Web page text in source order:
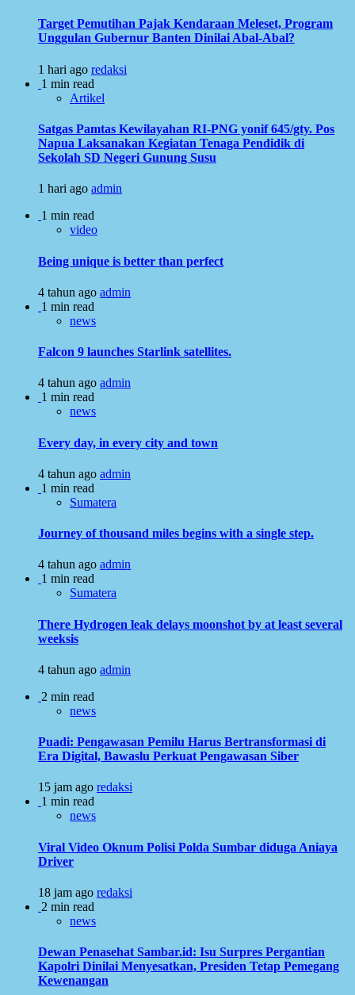
Target Pemutihan Pajak Kendaraan Meleset, Program
Unggulan Gubernur Banten Dinilai Abal-Abal?
1 hari ago redaksi
1 min read
Artikel
Satgas Pamtas Kewilayahan RI-PNG yonif 645/gty. Pos
Napua Laksanakan Kegiatan Tenaga Pendidik di
Sekolah SD Negeri Gunung Susu
1 hari ago admin
1 min read
video
Being unique is better than perfect
4 tahun ago admin
1 min read
news
Falcon 9 launches Starlink satellites.
4 tahun ago admin
1 min read
news
Every day, in every city and town
4 tahun ago admin
1 min read
Sumatera
Journey of thousand miles begins with a single step.
4 tahun ago admin
1 min read
Sumatera
There Hydrogen leak delays moonshot by at least several
weeksis
4 tahun ago admin
2 min read
news
Puadi: Pengawasan Pemilu Harus Bertransformasi di
Era Digital, Bawaslu Perkuat Pengawasan Siber
15 jam ago redaksi
1 min read
news
Viral Video Oknum Polisi Polda Sumbar diduga Aniaya
Driver
18 jam ago redaksi
2 min read
news
Dewan Penasehat Sambar.id: Isu Surpres Pergantian
Kapolri Dinilai Menyesatkan, Presiden Tetap Pemegang
Kewenangan